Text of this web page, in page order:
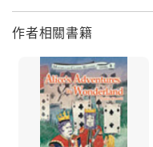
作者相關書籍